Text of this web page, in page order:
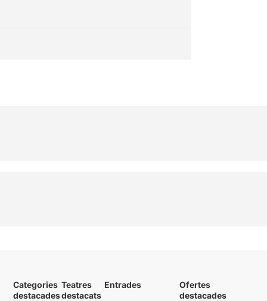
Categories
destacades
Teatres
destacats
Entrades
Ofertes
destacades